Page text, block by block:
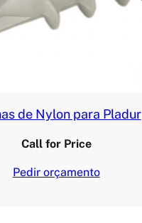
de Nylon para Pladur
Call for Price
Pedir orçamento